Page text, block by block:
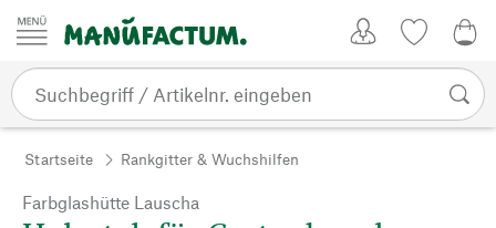
Zum Inhalt springen
Startseite Rankgitter & Wuchshilfen
Farbglashütte Lauscha